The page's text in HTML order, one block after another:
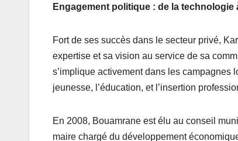
Engagement politique : de la technologie
Fort de ses succès dans le secteur privé,
expertise et sa vision au service de sa
s’implique activement dans les campagnes
jeunesse, l’éducation, et l’insertion
En 2008, Bouamrane est élu au conseil
maire chargé du développement